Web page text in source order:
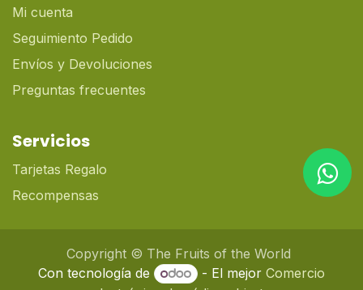
Mi cuenta
Seguimiento Pedido
Envíos y Devoluciones
Preguntas frecuentes
Servicios
Tarjetas Regalo
Recompensas
Copyright © The Fruits of the World
Con tecnología de
- El mejorComercio